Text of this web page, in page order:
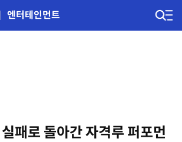
엔터테인먼트
패로 돌아간 자격루 퍼포먼